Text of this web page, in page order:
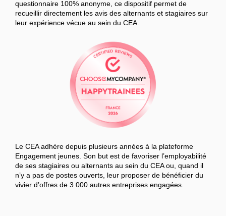
questionnaire 100% anonyme, ce dispositif permet de
recueillir directement les avis des alternants et stagiaires sur
leur expérience vécue au sein du CEA.
Le CEA adhère depuis plusieurs années à la plateforme
Engagement jeunes. Son but est de favoriser l’employabilité
de ses stagiaires ou alternants au sein du CEA ou, quand il
n’y a pas de postes ouverts, leur proposer de bénéficier du
vivier d’offres de 3 000 autres entreprises engagées.